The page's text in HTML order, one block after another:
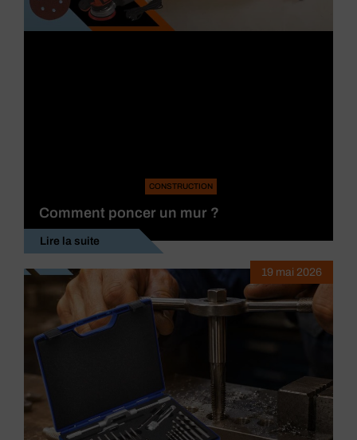
CONSTRUCTION
Comment poncer un mur ?
Lire la suite
19 mai 2026